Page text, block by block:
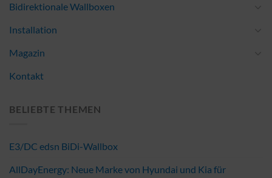
Bidirektionale Wallboxen
Installation
Magazin
Kontakt
BELIEBTE THEMEN
E3/DC edsn BiDi-Wallbox
AllDayEnergy: Neue Marke von Hyundai und Kia für